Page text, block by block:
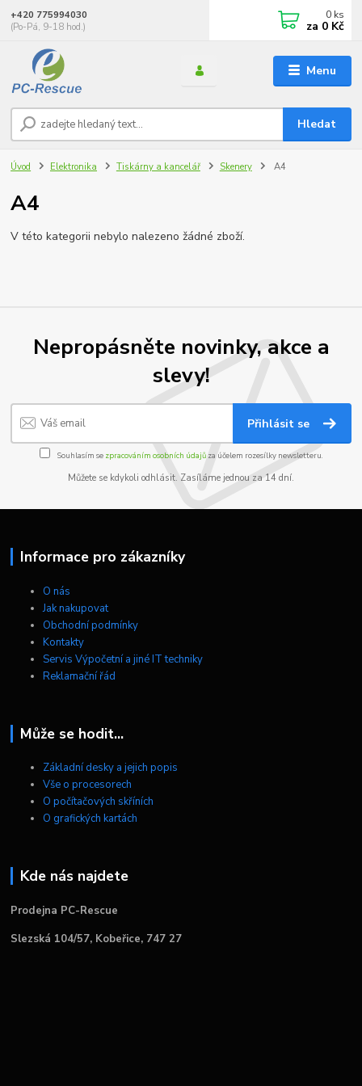
Menu
Hledat
+420 775994030
(Po-Pá, 9-18 hod.)
0 ks
za 0 Kč
Úvod Elektronika Tiskárny a kancelář Skenery A4
A4
V této kategorii nebylo nalezeno žádné zboží.
Nepropásněte novinky, akce a
slevy!
Přihlásit se
Souhlasím se zpracováním osobních údajůza účelem rozesílky newsletteru.
Můžete se kdykoli odhlásit. Zasíláme jednou za 14 dní.
Informace pro zákazníky
O nás
Jak nakupovat
Obchodní podmínky
Kontakty
Servis Výpočetní a jiné IT techniky
Reklamační řád
Může se hodit...
Základní desky a jejich popis
Vše o procesorech
O počítačových skříních
O grafických kartách
Kde nás najdete
Prodejna PC-Rescue
Slezská 104/57, Kobeřice, 747 27